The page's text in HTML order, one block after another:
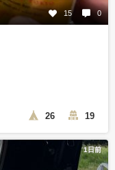
15 0
26 19
1日前